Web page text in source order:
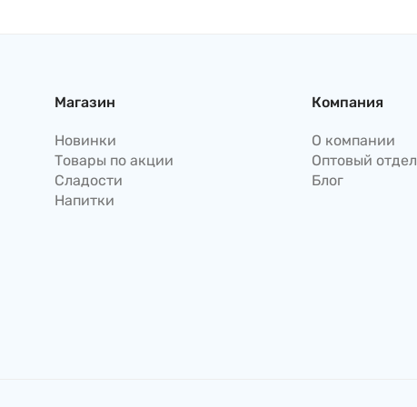
Магазин
Новинки
Товары по акции
Сладости
Напитки
Компания
О компании
Оптовый отдел
Блог